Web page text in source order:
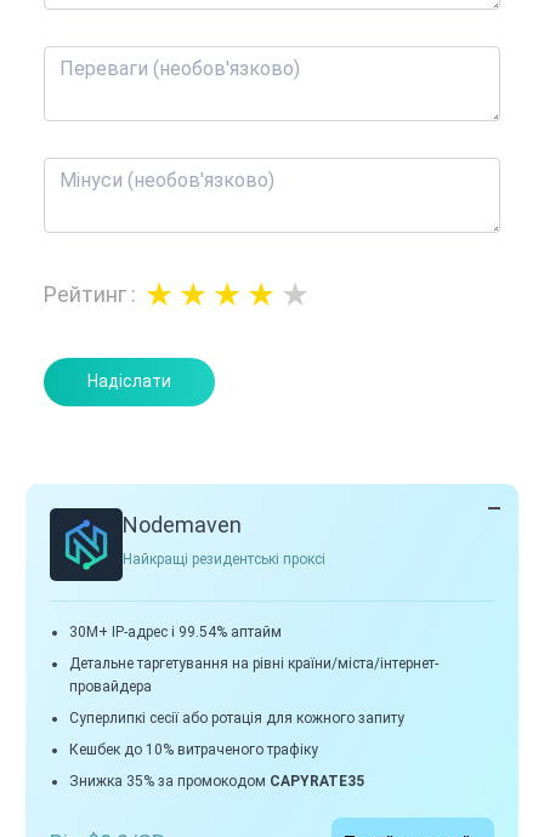
Рейтинг :
Надіслати
Nodemaven
Найкращі резидентські проксі
30M+ IP-адрес і 99.54% аптайм
Детальне таргетування на рівні країни/міста/інтернет-
провайдера
Суперлипкі сесії або ротація для кожного запиту
Кешбек до 10% витраченого трафіку
Знижка 35% за промокодом CAPYRATE35